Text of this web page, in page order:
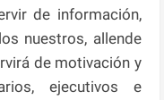
de información,
nuestros, allende
de motivación y
ejecutivos e